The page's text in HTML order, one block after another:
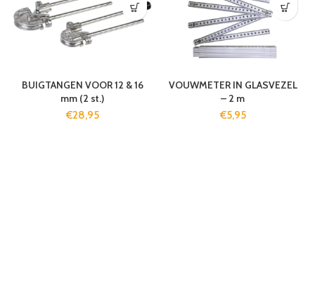
BUIGTANGEN VOOR 12 & 16
mm (2 st.)
€28,95
VOUWMETER IN GLASVEZEL
– 2 m
€5,95